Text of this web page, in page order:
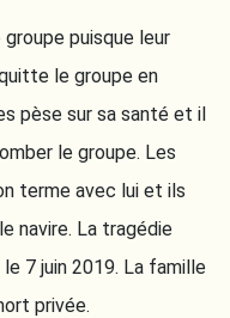
puisque leur
le groupe en
pèse sur sa santé et il
le groupe. Les
terme avec lui et ils
navire. La tragédie
7 juin 2019. La famille
privée.